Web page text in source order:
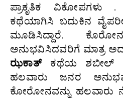
ಪ್ರಾಕೃತಿಕ ವಿಕೋಪಗಳು
ಕಥೆಯಾಗಿಸಿ ಬದುಕಿನ
ಮೂಡಿಸಿದ್ದಾರೆ.
ಅನುಭವಿಸಿದವರಿಗೆ ಮಾತ್ರ
ಝಕಾತ್ಕಥೆಯ ಶಬೀಲ್
ಹಲವಾರು ಜನರ
ಕೋರೋನವನ್ನು ಹಲವಾರು